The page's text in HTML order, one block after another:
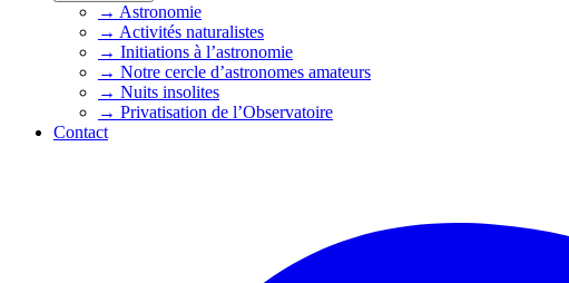
→ Astronomie
→ Activités naturalistes
→ Initiations à l’astronomie
→ Notre cercle d’astronomes amateurs
→ Nuits insolites
→ Privatisation de l’Observatoire
Contact